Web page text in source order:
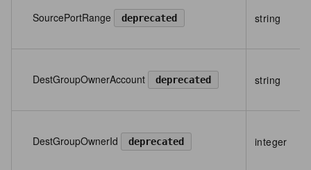
SourcePortRange deprecated string
DestGroupOwnerAccount deprecated string
DestGroupOwnerId deprecated integer